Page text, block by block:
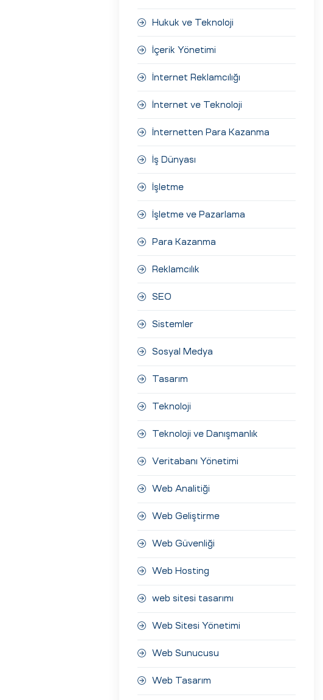
Hukuk ve Teknoloji
İçerik Yönetimi
İnternet Reklamcılığı
İnternet ve Teknoloji
İnternetten Para Kazanma
İş Dünyası
İşletme
İşletme ve Pazarlama
Para Kazanma
Reklamcılık
SEO
Sistemler
Sosyal Medya
Tasarım
Teknoloji
Teknoloji ve Danışmanlık
Veritabanı Yönetimi
Web Analitiği
Web Geliştirme
Web Güvenliği
Web Hosting
web sitesi tasarımı
Web Sitesi Yönetimi
Web Sunucusu
Web Tasarım